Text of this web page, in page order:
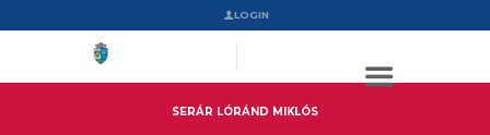
LOGIN
SERÁR LÓRÁND MIKLÓS